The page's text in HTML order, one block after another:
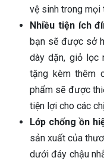
vệ sinh trong mọi
Nhiều tiện ích
bạn sẽ được sở
dày dặn, giỏ lọc
tặng kèm thêm
phẩm sẽ được
tiện lợi cho các
Lớp chống ồn
sản xuất của
dưới đáy chậu